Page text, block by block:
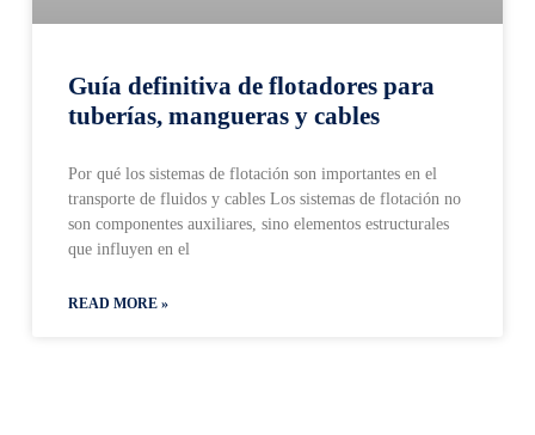
Guía definitiva de flotadores para
tuberías, mangueras y cables
Por qué los sistemas de flotación son importantes en el
transporte de fluidos y cables Los sistemas de flotación no
son componentes auxiliares, sino elementos estructurales
que influyen en el
READ MORE »